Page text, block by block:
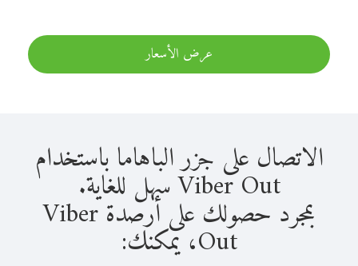
عرض الأسعار
الاتصال على جزر الباهاما باستخدام
Viber Out سهل للغاية.
بمجرد حصولك على أرصدة Viber
Out، يمكنك: